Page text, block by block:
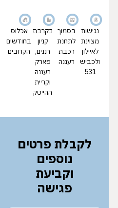
בסמוך
לתחנת
רכבת
רעננה
בקרבת
קניון
רננים,
פארק
אכלוס
בחודשים
הקרובים
לקבלת פרטים
נוספים
וקביעת
פגישה